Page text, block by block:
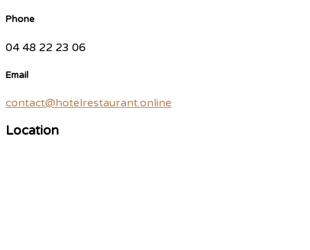
Phone
04 48 22 23 06
Email
contact@hotelrestaurant.online
Location